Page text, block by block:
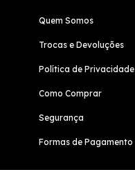
Quem Somos
Trocas e Devoluções
Política de Privacidade
Como Comprar
Segurança
Formas de Pagamento